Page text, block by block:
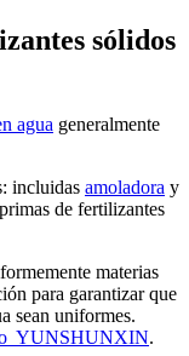
sólidos
agua generalmente
incluidas amoladora y
de fertilizantes
materias
para garantizar que
sean uniformes.
YUNSHUNXIN.